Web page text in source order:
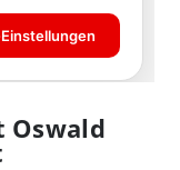
Oswald